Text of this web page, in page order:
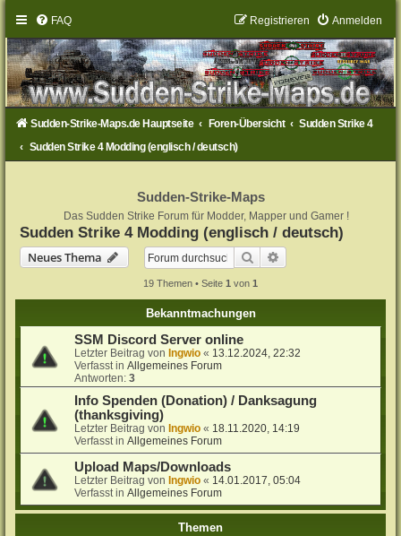
FAQ Anmelden
Registrieren
Sudden-Strike-Maps.de Hauptseite Foren-Übersicht
Sudden Strike 4
Sudden Strike 4 Modding (englisch / deutsch)
Sudden-Strike-Maps
Das Sudden Strike Forum für Modder, Mapper und Gamer !
Sudden Strike 4 Modding (englisch / deutsch)
Neues Thema
Suche
19 Themen • Seite 1 von 1
Bekanntmachungen
SSM Discord Server online
Letzter Beitrag von Ingwio « 13.12.2024, 22:32
Verfasst inAllgemeines Forum
Antworten:3
Info Spenden (Donation) / Danksagung
(thanksgiving)
Letzter Beitrag von Ingwio « 18.11.2020, 14:19
Verfasst inAllgemeines Forum
Upload Maps/Downloads
Letzter Beitrag von Ingwio « 14.01.2017, 05:04
Verfasst inAllgemeines Forum
Themen